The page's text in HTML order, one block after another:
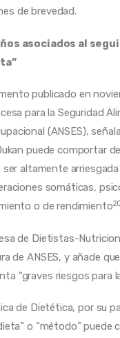
de brevedad.
asociados al
publicado en
para la Seguridad
(ANSES),
puede comportar
altamente arriesgada
somáticas,
o de rendimiento20
de Dietistas-
de ANSES, y añade
“graves riesgos para
de Dietética, por su
o “método” puede